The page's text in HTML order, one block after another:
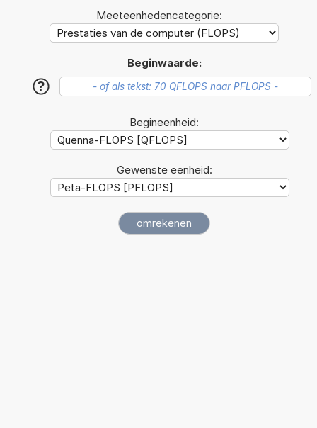
Meeteenhedencategorie:
Beginwaarde:
?
Begineenheid:
Gewenste eenheid: